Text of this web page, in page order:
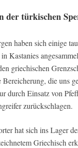
der türkischen
haben sich einige
Kastanies
griechischen
die uns
durch Einsatz von
zurückschlagen.
hat sich ins Lager
Griechisch